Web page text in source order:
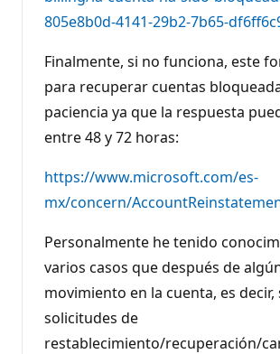
805e8b0d-4141-29b2-7b65-
Finalmente, si no funciona, este
para recuperar cuentas
paciencia ya que la respuesta
entre 48 y 72 horas:
https://www.microsoft.com/es-
mx/concern/
Personalmente he tenido
varios casos que después de
movimiento en la cuenta, es decir,
solicitudes de
restablecimiento/recuperación/